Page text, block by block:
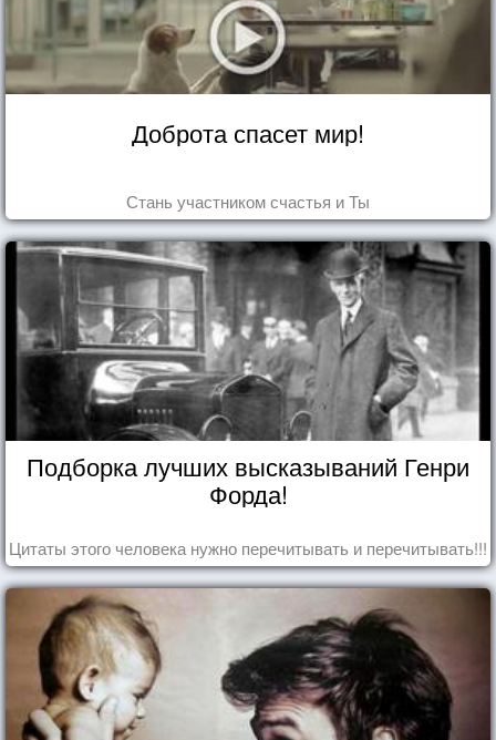
Доброта спасет мир!
Стань участником счастья и Ты
Подборка лучших высказываний Генри
Форда!
Цитаты этого человека нужно перечитывать и перечитывать!!!